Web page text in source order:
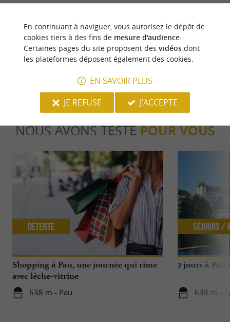
culture, ...
699 m - Pau
national qui ...
828 m -
NOUS AVONS TESTÉPOUR VOUS
Shopping à Pau, une journée qui rime
avec lèche-vitrine
638 m - Pau
Détente
2 jours à
638 m -
Séjours /
En continuant à naviguer, vous autorisez le dépôt de
cookies tiers à des fins de mesure d'audience.
Certaines pages du site proposent des vidéosdont
les plateformes déposent également des cookies.
EN SAVOIR PLUS
JE REFUSE
J'ACCEPTE